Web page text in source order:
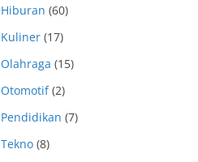
Hiburan (60)
Kuliner (17)
Olahraga (15)
Otomotif(2)
Pendidikan (7)
Tekno (8)